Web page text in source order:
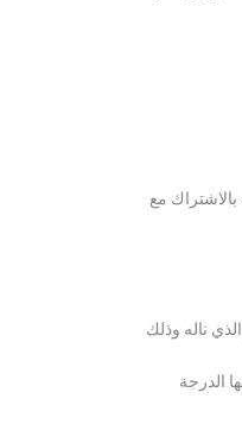
مع
ناله وذلك
الدرجة